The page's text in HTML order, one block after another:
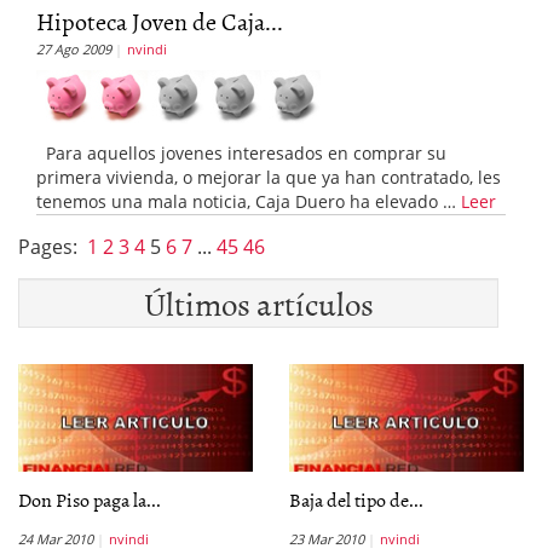
Hipoteca Joven de Caja...
27 Ago 2009 nvindi
Para aquellos jovenes interesados en comprar su
primera vivienda, o mejorar la que ya han contratado, les
tenemos una mala noticia, Caja Duero ha elevado … Leer
Pages: 1 234 5 67 ... 4546
Últimos artículos
Don Piso paga la...
24 Mar 2010 nvindi
Baja del tipo de...
23 Mar 2010 nvindi